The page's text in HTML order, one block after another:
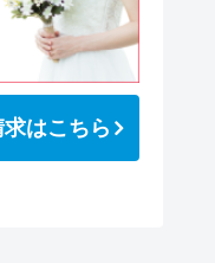
はこちら